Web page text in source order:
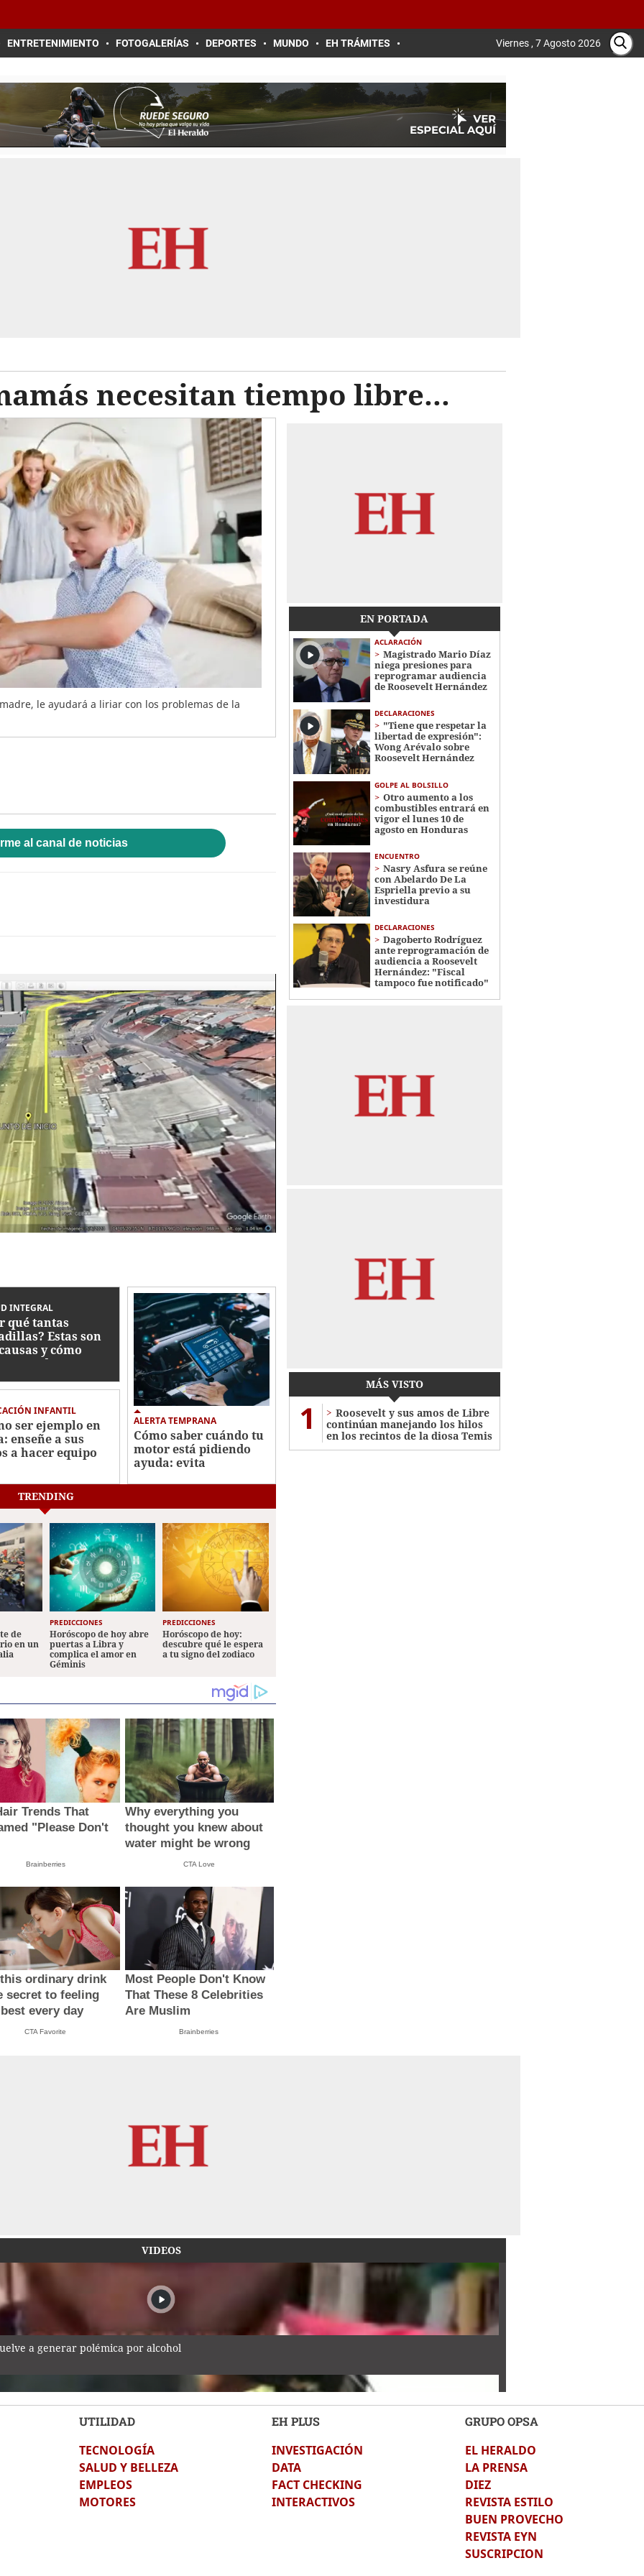
ENTRETENIMIENTO FOTOGALERÍAS DEPORTES MUNDO EH TRÁMITES Viernes , 7 Agosto 2026
necesitan tiempo libre...
le ayudará a liriar con los problemas de la
al canal de noticias
INTEGRAL
qué tantas
Estas son
y cómo
su descanso
INFANTIL
ser ejemplo en
enseñe a sus
a hacer equipo
ALERTA TEMPRANA
Cómo saber cuándo tu
motor está pidiendo
ayuda: evita
EN PORTADA
ACLARACIÓN
Magistrado Mario Díaz
niega presiones para
reprogramar audiencia
de Roosevelt Hernández
DECLARACIONES
"Tiene que respetar la
libertad de expresión":
Wong Arévalo sobre
Roosevelt Hernández
GOLPE AL BOLSILLO
Otro aumento a los
combustibles entrará en
vigor el lunes 10 de
agosto en Honduras
ENCUENTRO
Nasry Asfura se reúne
con Abelardo De La
Espriella previo a su
investidura
DECLARACIONES
Dagoberto Rodríguez
ante reprogramación de
audiencia a Roosevelt
Hernández: "Fiscal
tampoco fue notificado"
MÁS VISTO
1
Roosevelt y sus amos de Libre
continúan manejando los hilos
en los recintos de la diosa Temis
TRENDING
de
en un
PREDICCIONES
Horóscopo de hoy abre
puertas a Libra y
complica el amor en
Géminis
PREDICCIONES
Horóscopo de hoy:
descubre qué le espera
a tu signo del zodiaco
Trends That
"Please Don't
Brainberries
Why everything you
thought you knew about
water might be wrong
CTA Love
ordinary drink
secret to feeling
every day
CTA Favorite
Most People Don't Know
That These 8 Celebrities
Are Muslim
Brainberries
VIDEOS
a generar polémica por alcohol
tras no ser notificados de reprogramación de audiencia de Roosevelt Hernández
UTILIDAD
TECNOLOGÍA
SALUD Y BELLEZA
EMPLEOS
MOTORES
EH PLUS
INVESTIGACIÓN
DATA
FACT CHECKING
INTERACTIVOS
GRUPO OPSA
EL HERALDO
LA PRENSA
DIEZ
REVISTA ESTILO
BUEN PROVECHO
REVISTA EYN
SUSCRIPCION